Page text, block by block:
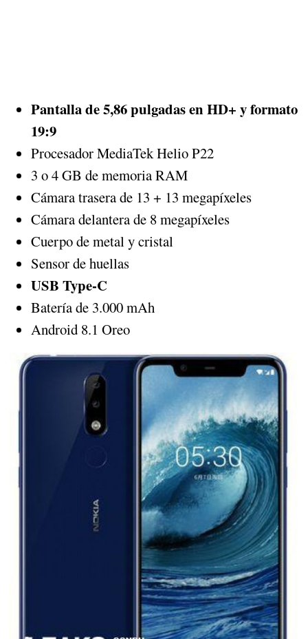
Pantalla de 5,86 pulgadas en HD+ y formato
19:9
Procesador MediaTek Helio P22
3 o 4 GB de memoria RAM
Cámara trasera de 13 + 13 megapíxeles
Cámara delantera de 8 megapíxeles
Cuerpo de metal y cristal
Sensor de huellas
USB Type-C
Batería de 3.000 mAh
Android 8.1 Oreo